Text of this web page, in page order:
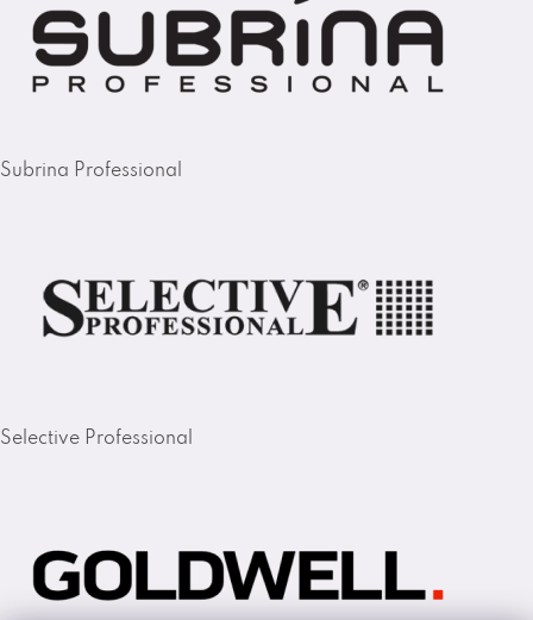
Subrina Professional
Selective Professional